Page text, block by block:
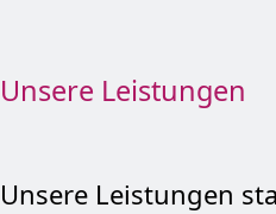
Unsere Leistungen
Unsere Leistungen